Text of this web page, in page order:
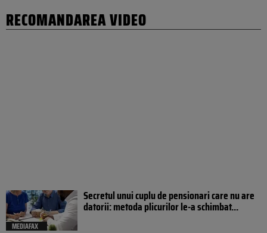
RECOMANDAREA VIDEO
MEDIAFAX
Secretul unui cuplu de pensionari care nu are
datorii: metoda plicurilor le-a schimbat...